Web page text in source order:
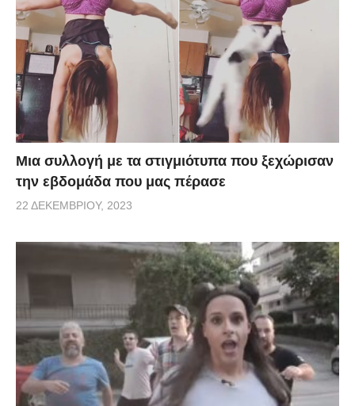
Μια συλλογή με τα στιγμιότυπα που ξεχώρισαν
την εβδομάδα που μας πέρασε
22 ΔΕΚΕΜΒΡΊΟΥ, 2023